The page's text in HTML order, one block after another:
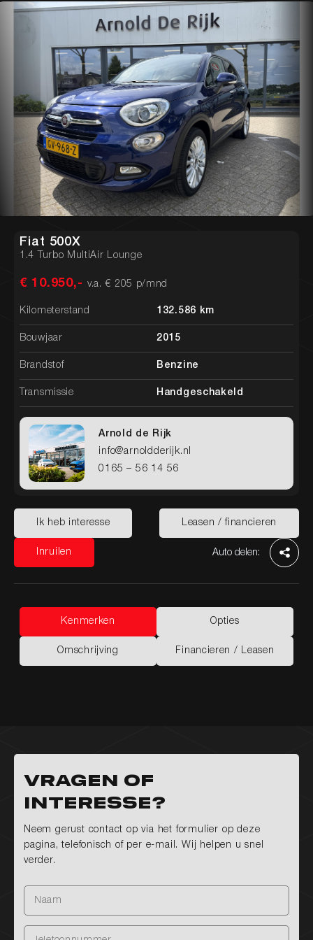
Home
Over ons
Contact
Fiat 500X
1.4 Turbo MultiAir Lounge
€ 10.950,- v.a. € 205 p/mnd
Kilometerstand 132.586 km
Bouwjaar 2015
Brandstof Benzine
Transmissie Handgeschakeld
Arnold de Rijk
info@arnoldderijk.nl
0165 – 56 14 56
Ik heb interesse
Ik heb interesse
Leasen / financieren
Leasen / financieren
Inruilen
Inruilen
Auto delen:
Kenmerken
Kenmerken
Opties
Omschrijving
Omschrijving
Financieren / Leasen
Financieren / Leasen
Vragen of
interesse?
Neem gerust contact op via het formulier op deze
pagina, telefonisch of per e-mail. Wij helpen u snel
verder.